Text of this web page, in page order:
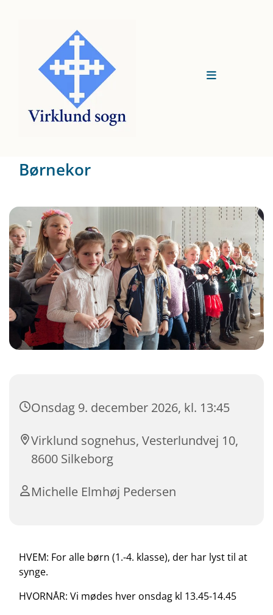
Børnekor
Onsdag 9. december 2026, kl. 13:45
Virklund sognehus, Vesterlundvej 10,
8600 Silkeborg
Michelle Elmhøj Pedersen
HVEM: For alle børn (1.-4. klasse), der har lyst til at
synge.
HVORNÅR: Vi mødes hver onsdag kl 13.45-14.45